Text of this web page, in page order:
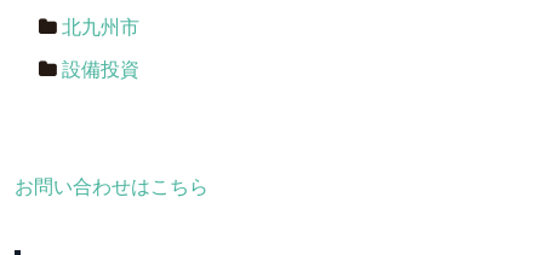
北九州市
設備投資
お問い合わせはこちら